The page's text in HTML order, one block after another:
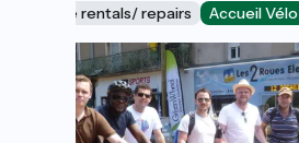
Bicycle rentals/ repairs Accueil Vélo